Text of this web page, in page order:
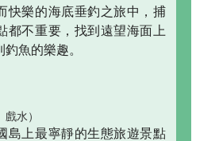
快樂的海底垂釣之旅中，捕
都不重要，找到遠望海面上
魚的樂趣。
水）
島上最寧靜的生態旅遊景點